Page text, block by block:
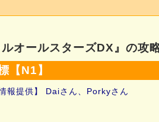
ルオールスターズDX』の攻
【N1】
情報提供】 Daiさん、Porkyさん